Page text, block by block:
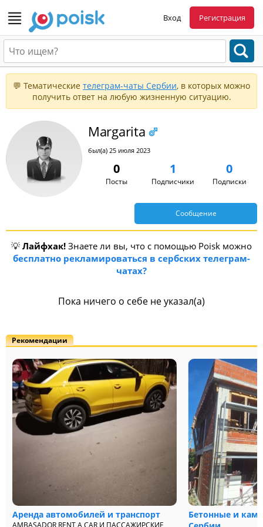
Вход Регистрация
💬 Тематические телеграм-чаты Сербии, в которых можно
получить ответ на любую жизненную ситуацию.
Margarita
был(а) 25 июля 2023
0
Посты
1
Подписчики
0
Подписки
Сообщение
💡 Лайфхак! Знаете ли вы, что с помощью Poisk можно
бесплатно рекламироваться в сербских телеграм-
чатах?
Пока ничего о себе не указал(а)
Рекомендации
Аренда автомобилей и транспорт
AMBASADOR RENT A CAR И ПАССАЖИРСКИЕ
Бетонные и